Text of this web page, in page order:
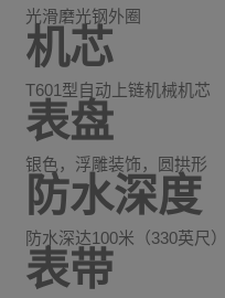
光滑磨光钢外圈
机芯
T601型自动上链机械机芯
表盘
银色，浮雕装饰，圆拱形
防水深度
防水深达100米（330英尺）
表带